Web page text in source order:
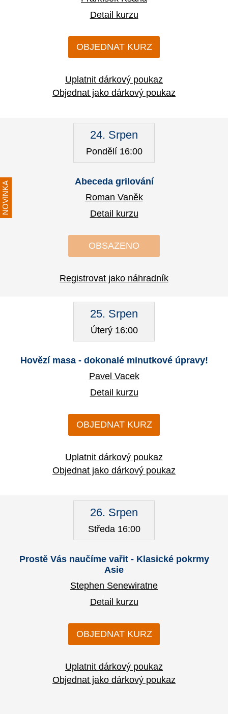
Detail kurzu
OBJEDNAT KURZ
Uplatnit dárkový poukaz
Objednat jako dárkový poukaz
24. Srpen
Pondělí 16:00
NOVINKA
Abeceda grilování
Roman Vaněk
Detail kurzu
OBSAZENO
Registrovat jako náhradník
25. Srpen
Úterý 16:00
Hovězí masa - dokonalé minutkové úpravy!
Pavel Vacek
Detail kurzu
OBJEDNAT KURZ
Uplatnit dárkový poukaz
Objednat jako dárkový poukaz
26. Srpen
Středa 16:00
Prostě Vás naučíme vařit - Klasické pokrmy
Asie
Stephen Senewiratne
Detail kurzu
OBJEDNAT KURZ
Uplatnit dárkový poukaz
Objednat jako dárkový poukaz